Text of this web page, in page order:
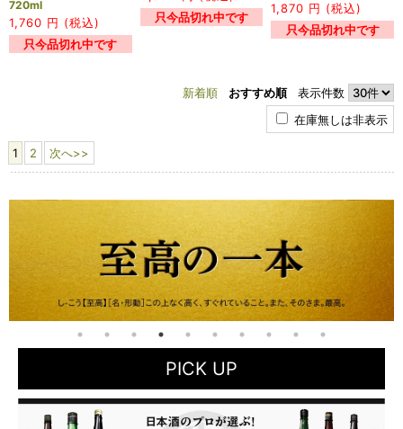
720ml
1,760 円 (税込)
只今品切れ中です
只今品切れ中です
1,870 円 (税込)
只今品切れ中です
新着順 おすすめ順表示件数
在庫無しは非表示
1 2 次へ>>
PICK UP